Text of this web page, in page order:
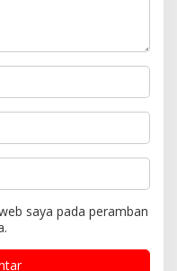
saya pada peramban